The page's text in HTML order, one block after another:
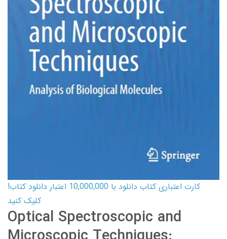
کارت اعتباری کتاب دانلود با 10,000,000 اعتبار دانلود کتاب!
کلیک کنید
Optical Spectroscopic and